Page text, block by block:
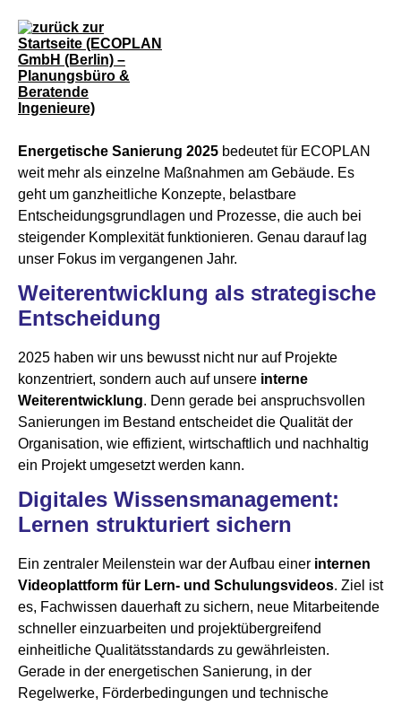
Energetische Sanierung 2025 bedeutet für ECOPLAN
weit mehr als einzelne Maßnahmen am Gebäude. Es
geht um ganzheitliche Konzepte, belastbare
Entscheidungsgrundlagen und Prozesse, die auch bei
steigender Komplexität funktionieren. Genau darauf lag
unser Fokus im vergangenen Jahr.
Weiterentwicklung als strategische
Entscheidung
2025 haben wir uns bewusst nicht nur auf Projekte
konzentriert, sondern auch auf unsere interne
Weiterentwicklung. Denn gerade bei anspruchsvollen
Sanierungen im Bestand entscheidet die Qualität der
Organisation, wie effizient, wirtschaftlich und nachhaltig
ein Projekt umgesetzt werden kann.
Digitales Wissensmanagement:
Lernen strukturiert sichern
Ein zentraler Meilenstein war der Aufbau einer internen
Videoplattform für Lern- und Schulungsvideos. Ziel ist
es, Fachwissen dauerhaft zu sichern, neue Mitarbeitende
schneller einzuarbeiten und projektübergreifend
einheitliche Qualitätsstandards zu gewährleisten.
Gerade in der energetischen Sanierung, in der
Regelwerke, Förderbedingungen und technische